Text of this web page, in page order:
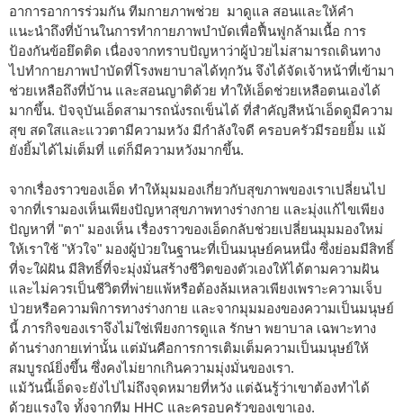
อาการอาการร่วมกัน ทีมกายภาพช่วย มาดูแล สอนและให้คำ
แนะนำถึงที่บ้านในการทำกายภาพบำบัดเพื่อฟื้นฟูกล้ามเนื้อ การ
ป้องกันข้อยึดติด เนื่องจากทราบปัญหาว่าผู้ป่วยไม่สามารถเดินทาง
ไปทำกายภาพบำบัดที่โรงพยาบาลได้ทุกวัน จึงได้จัดเจ้าหน้าที่เข้ามา
ช่วยเหลือถึงที่บ้าน และสอนญาติด้วย ทำให้เอ็ดช่วยเหลือตนเองได้
มากขึ้น. ปัจจุบันเอ็ดสามารถนั่งรถเข็นได้ ที่สำคัญสีหน้าเอ็ดดูมีความ
สุข สดใสและแววตามีความหวัง มีกำลังใจดี ครอบครัวมีรอยยิ้ม แม้
ยังยิ้มได้ไม่เต็มที่ แต่ก็มีความหวังมากขึ้น.
จากเรื่องราวของเอ็ด ทำให้มุมมองเกี่ยวกับสุขภาพของเราเปลี่ยนไป
จากที่เรามองเห็นเพียงปัญหาสุขภาพทางร่างกาย และมุ่งแก้ไขเพียง
ปัญหาที่ "ตา" มองเห็น เรื่องราวของเอ็ดกลับช่วยเปลี่ยนมุมมองใหม่
ให้เราใช้ "หัวใจ" มองผู้ป่วยในฐานะที่เป็นมนุษย์คนหนึ่ง ซึ่งย่อมมีสิทธิ์
ที่จะใฝ่ฝัน มีสิทธิ์ที่จะมุ่งมั่นสร้างชีวิตของตัวเองให้ได้ตามความฝัน
และไม่ควรเป็นชีวิตที่พ่ายแพ้หรือต้องล้มเหลวเพียงเพราะความเจ็บ
ป่วยหรือความพิการทางร่างกาย และจากมุมมองของความเป็นมนุษย์
นี้ ภารกิจของเราจึงไม่ใช่เพียงการดูแล รักษา พยาบาล เฉพาะทาง
ด้านร่างกายเท่านั้น แต่มันคือการการเติมเต็มความเป็นมนุษย์ให้
สมบูรณ์ยิ่งขึ้น ซึ่งคงไม่ยากเกินความมุ่งมั่นของเรา.
แม้วันนี้เอ็ดจะยังไปไม่ถึงจุดหมายที่หวัง แต่ฉันรู้ว่าเขาต้องทำได้
ด้วยแรงใจ ทั้งจากทีม HHC และครอบครัวของเขาเอง.